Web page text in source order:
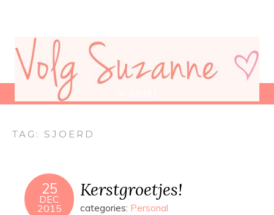
TAG: SJOERD
25
DEC
2015
Kerstgroetjes!
categories: Personal